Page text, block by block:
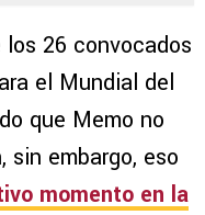
26 convocados
el Mundial del
que Memo no
embargo, eso
momento en la